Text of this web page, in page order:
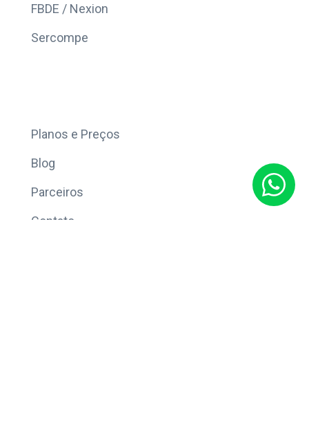
FBDE / Nexion
Sercompe
Planos e Preços
Blog
Parceiros
Contato